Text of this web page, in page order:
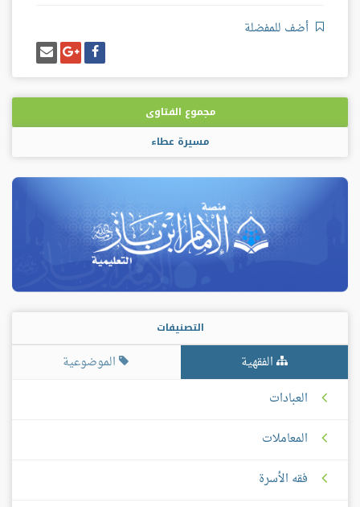
أضف للمفضلة
شارك
على
فيسبوك
شارك
على
غوغل
بلس
إرسل
إيميل
مجموع الفتاوى
مسيرة عطاء
التصنيفات
الفقهية
الموضوعية
العبادات
المعاملات
فقه الأسرة